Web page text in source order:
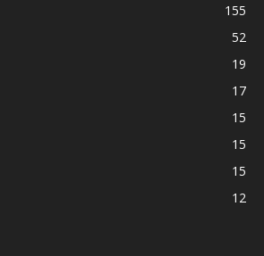
155
52
19
17
15
15
15
12